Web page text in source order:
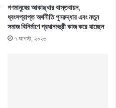
গণমানুষের আকাঙ্খার বাস্তবায়ন,
ধ্বংসপ্রাপ্ত অর্থনীতি পুনরুদ্ধার এবং নতুন
সমাজ বিনির্মাণে প্রধানমন্ত্রী কাজ করে যাচ্ছেন
৭ আগস্ট, ২০২৬